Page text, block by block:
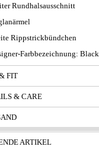
Rundhalsausschnitt
Rippstrickbündchen
Farbbezeichnung: Black
FIT
& CARE
ARTIKEL